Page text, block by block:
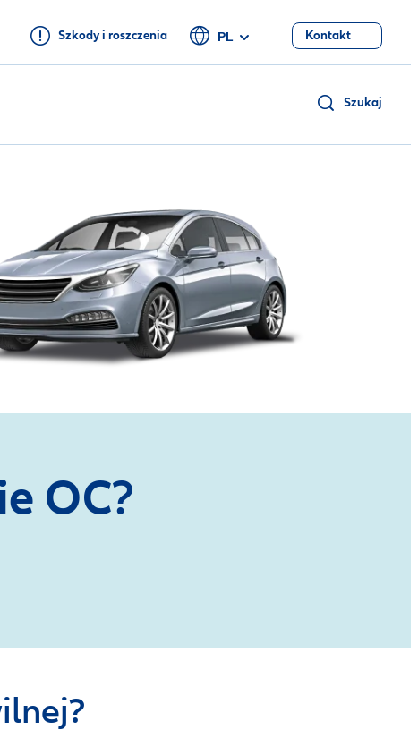
Szkody i roszczenia PL Kontakt
Szukaj
OC?